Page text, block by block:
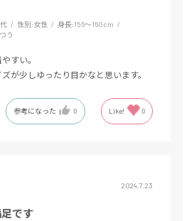
性別:女性 身長:156～160cm
う
すい。
が少しゆったり目かなと思います。
参考になった 0 Like! 0
2024.7.23
です